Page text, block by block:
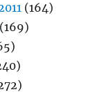
(164)
(169)